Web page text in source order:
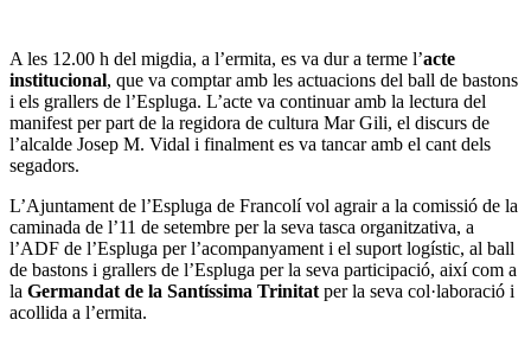
A les 12.00 h del migdia, a l’ermita, es va dur a terme l’acte
institucional, que va comptar amb les actuacions del ball de bastons
i els grallers de l’Espluga. L’acte va continuar amb la lectura del
manifest per part de la regidora de cultura Mar Gili, el discurs de
l’alcalde Josep M. Vidal i finalment es va tancar amb el cant dels
segadors.
L’Ajuntament de l’Espluga de Francolí vol agrair a la comissió de la
caminada de l’11 de setembre per la seva tasca organitzativa, a
l’ADF de l’Espluga per l’acompanyament i el suport logístic, al ball
de bastons i grallers de l’Espluga per la seva participació, així com a
la Germandat de la Santíssima Trinitat per la seva col·laboració i
acollida a l’ermita.